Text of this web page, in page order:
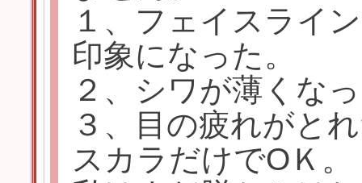
１、フェイスライ
印象になった。
２、シワが薄くな
３、目の疲れがと
スカラだけでОＫ。